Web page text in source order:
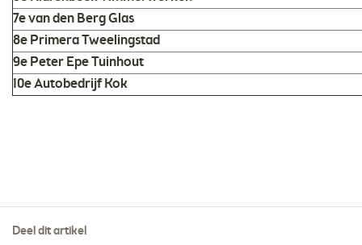
7e van den Berg Glas
8e Primera Tweelingstad
9e Peter Epe Tuinhout
10e Autobedrijf Kok
Deel dit artikel